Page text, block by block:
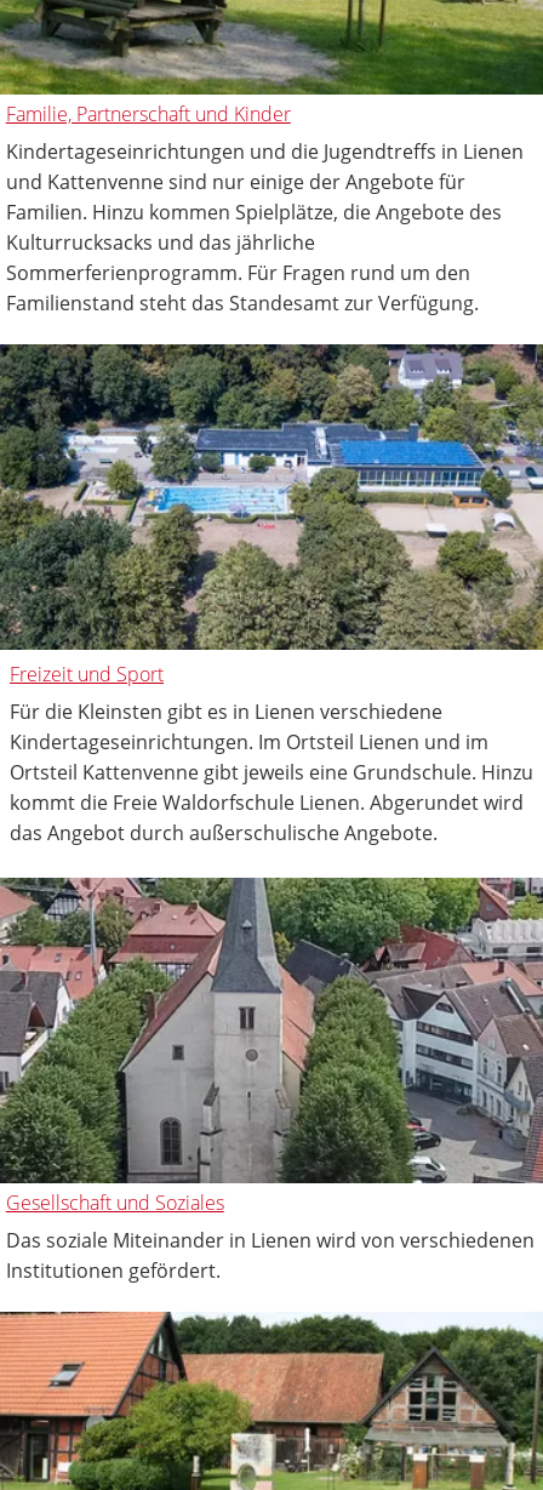
Familie, Partnerschaft und Kinder
Kindertageseinrichtungen und die Jugendtreffs in Lienen
und Kattenvenne sind nur einige der Angebote für
Familien. Hinzu kommen Spielplätze, die Angebote des
Kulturrucksacks und das jährliche
Sommerferienprogramm. Für Fragen rund um den
Familienstand steht das Standesamt zur Verfügung.
Freizeit und Sport
Für die Kleinsten gibt es in Lienen verschiedene
Kindertageseinrichtungen. Im Ortsteil Lienen und im
Ortsteil Kattenvenne gibt jeweils eine Grundschule. Hinzu
kommt die Freie Waldorfschule Lienen. Abgerundet wird
das Angebot durch außerschulische Angebote.
Gesellschaft und Soziales
Das soziale Miteinander in Lienen wird von verschiedenen
Institutionen gefördert.